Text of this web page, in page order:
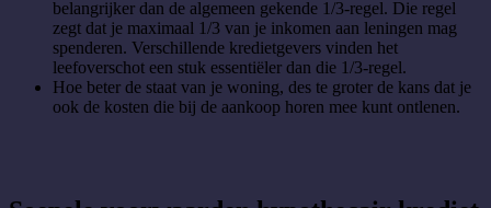
belangrijker dan de algemeen gekende 1/3-regel. Die regel
zegt dat je maximaal 1/3 van je inkomen aan leningen mag
spenderen. Verschillende kredietgevers vinden het
leefoverschot een stuk essentiëler dan die 1/3-regel.
Hoe beter de staat van je woning, des te groter de kans dat je
ook de kosten die bij de aankoop horen mee kunt ontlenen.